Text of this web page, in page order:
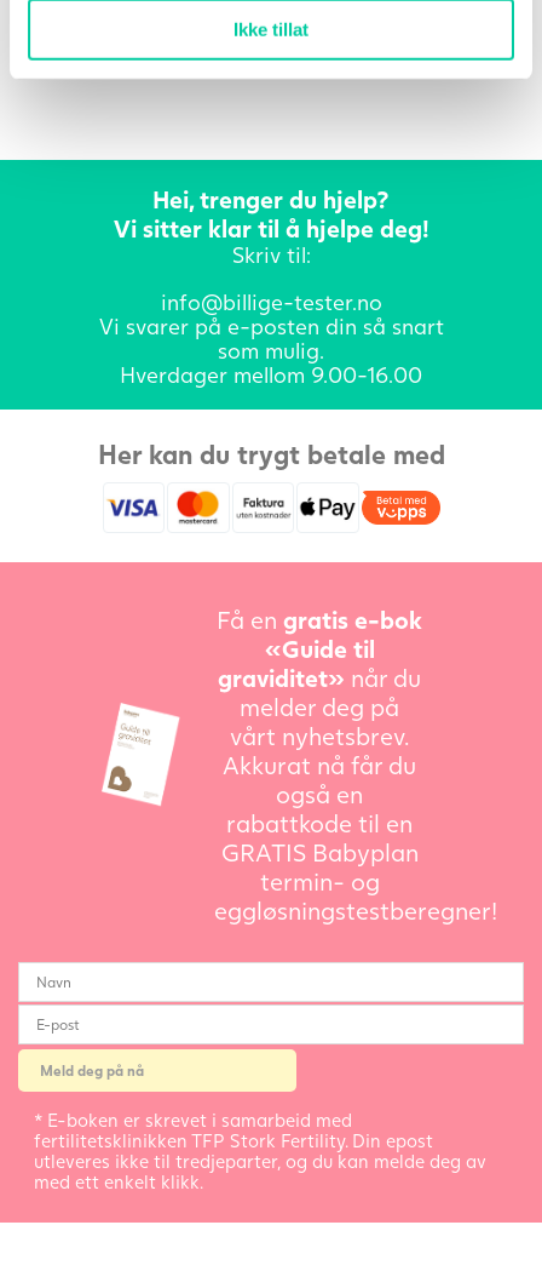
Ikke tillat
Hei, trenger du hjelp?
Vi sitter klar til å hjelpe deg!
Skriv til:
info@billige-tester.no
Vi svarer på e-posten din så snart
som mulig.
Hverdager mellom 9.00-16.00
Her kan du trygt betale med
Få en gratis e-bok
«Guide til
graviditet» når du
melder deg på
vårt nyhetsbrev.
Akkurat nå får du
også en
rabattkode til en
GRATIS Babyplan
termin- og
eggløsningstestberegner!
* E-boken er skrevet i samarbeid med
fertilitetsklinikken TFP Stork Fertility. Din epost
utleveres ikke til tredjeparter, og du kan melde deg av
med ett enkelt klikk.